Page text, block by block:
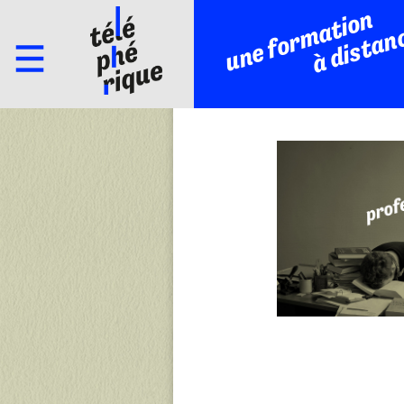
une formation
à